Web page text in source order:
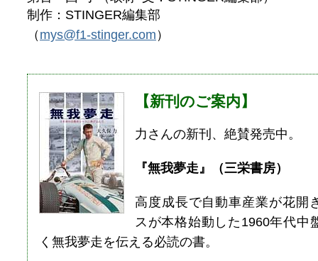
制作：STINGER編集部
（ mys@f1-stinger.com ）
【新刊のご案内】
力さんの新刊、絶賛発売中。
『無我夢走』（三栄書房）
高度成長で自動車産業が花開
スが本格始動した1960年代中
く無我夢走を伝える必読の書。